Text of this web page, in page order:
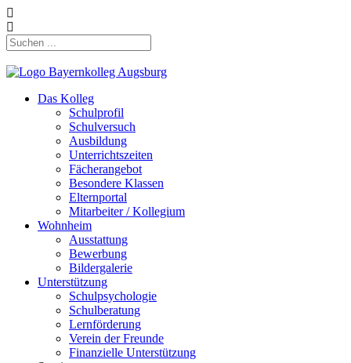
Das Kolleg
Schulprofil
Schulversuch
Ausbildung
Unterrichtszeiten
Fächerangebot
Besondere Klassen
Elternportal
Mitarbeiter / Kollegium
Wohnheim
Ausstattung
Bewerbung
Bildergalerie
Unterstützung
Schulpsychologie
Schulberatung
Lernförderung
Verein der Freunde
Finanzielle Unterstützung